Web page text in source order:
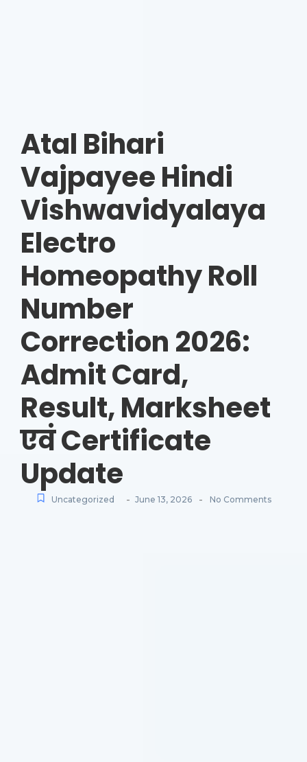
Atal Bihari
Vajpayee Hindi
Vishwavidyalaya
Electro
Homeopathy Roll
Number
Correction 2026:
Admit Card,
Result, Marksheet
एवं Certificate
Update
Uncategorized - June 13, 2026 - No Comments